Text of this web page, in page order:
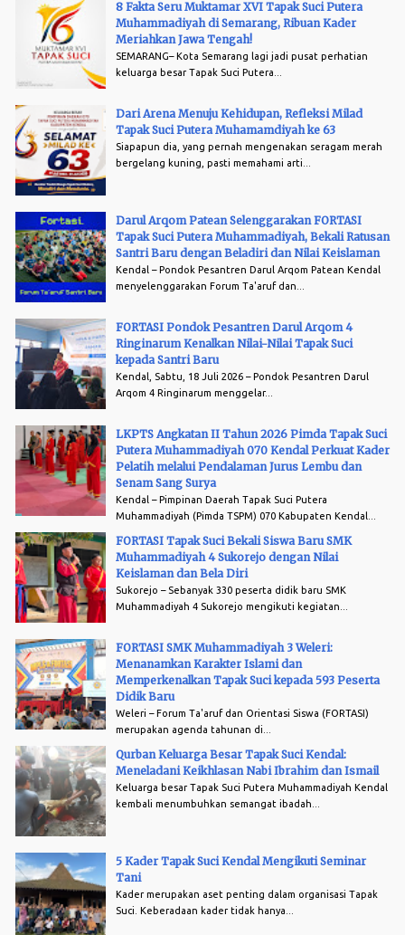
8 Fakta Seru Muktamar XVI Tapak Suci Putera
Muhammadiyah di Semarang, Ribuan Kader
Meriahkan Jawa Tengah!
SEMARANG– Kota Semarang lagi jadi pusat perhatian
keluarga besar Tapak Suci Putera...
Dari Arena Menuju Kehidupan, Refleksi Milad
Tapak Suci Putera Muhamamdiyah ke 63
Siapapun dia, yang pernah mengenakan seragam merah
bergelang kuning, pasti memahami arti...
Darul Arqom Patean Selenggarakan FORTASI
Tapak Suci Putera Muhammadiyah, Bekali Ratusan
Santri Baru dengan Beladiri dan Nilai Keislaman
Kendal – Pondok Pesantren Darul Arqom Patean Kendal
menyelenggarakan Forum Ta'aruf dan...
FORTASI Pondok Pesantren Darul Arqom 4
Ringinarum Kenalkan Nilai-Nilai Tapak Suci
kepada Santri Baru
Kendal, Sabtu, 18 Juli 2026 – Pondok Pesantren Darul
Arqom 4 Ringinarum menggelar...
LKPTS Angkatan II Tahun 2026 Pimda Tapak Suci
Putera Muhammadiyah 070 Kendal Perkuat Kader
Pelatih melalui Pendalaman Jurus Lembu dan
Senam Sang Surya
Kendal – Pimpinan Daerah Tapak Suci Putera
Muhammadiyah (Pimda TSPM) 070 Kabupaten Kendal...
FORTASI Tapak Suci Bekali Siswa Baru SMK
Muhammadiyah 4 Sukorejo dengan Nilai
Keislaman dan Bela Diri
Sukorejo – Sebanyak 330 peserta didik baru SMK
Muhammadiyah 4 Sukorejo mengikuti kegiatan...
FORTASI SMK Muhammadiyah 3 Weleri:
Menanamkan Karakter Islami dan
Memperkenalkan Tapak Suci kepada 593 Peserta
Didik Baru
Weleri – Forum Ta'aruf dan Orientasi Siswa (FORTASI)
merupakan agenda tahunan di...
Qurban Keluarga Besar Tapak Suci Kendal:
Meneladani Keikhlasan Nabi Ibrahim dan Ismail
Keluarga besar Tapak Suci Putera Muhammadiyah Kendal
kembali menumbuhkan semangat ibadah...
5 Kader Tapak Suci Kendal Mengikuti Seminar
Tani
Kader merupakan aset penting dalam organisasi Tapak
Suci. Keberadaan kader tidak hanya...